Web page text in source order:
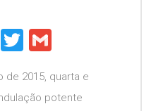
Facebook
Twitter
de 2015, quarta e
potente